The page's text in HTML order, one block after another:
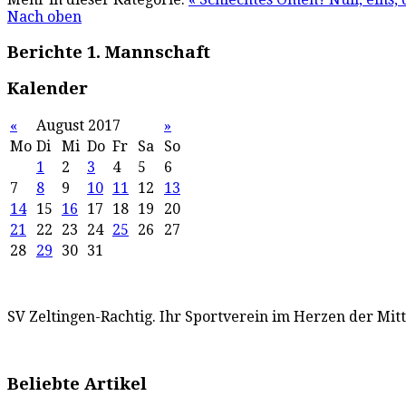
Nach oben
Berichte 1. Mannschaft
Kalender
« August 2017
»
Mo Di Mi Do Fr Sa
So
1
2 3 4 5
6
7
8 9 10 11 12
13
14
15 16 17 18 19
20
21
22 23 24 25 26
27
28
29 30 31
SV Zeltingen-Rachtig. Ihr Sportverein im Herzen der
Beliebte Artikel